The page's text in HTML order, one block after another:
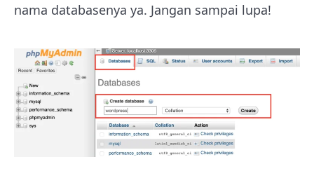
nama databasenya ya. Jangan sampai lupa!